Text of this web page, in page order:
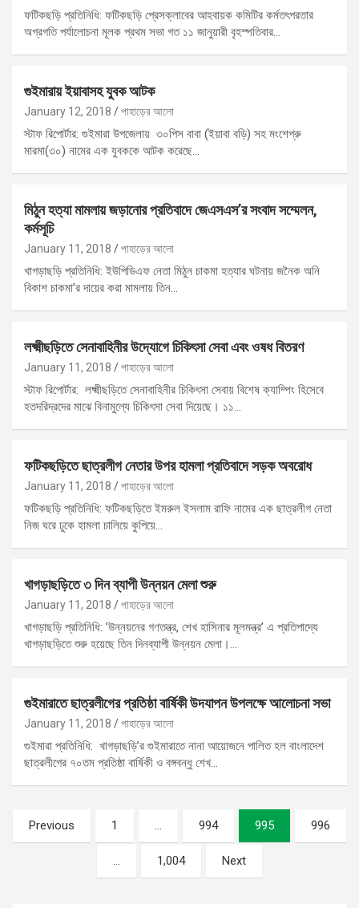
ফটিকছড়ি প্রতিনিধি: ফটিকছড়ি প্রেসক্লাবের আহবায়ক কমিটির কর্মতৎপরতার
অগ্রগতি পর্যালোচনা মূলক প্রথম সভা গত ১১ জানুয়ারী বৃহস্পতিবার…
গুইমারায় ইয়াবাসহ যুবক আটক
January 12, 2018 পাহাড়ের আলো
স্টাফ রিপোর্টার: গুইমারা উপজেলায় ৩০পিস বাবা (ইয়াবা বড়ি) সহ মংশেপ্রু
মারমা(৩০) নামের এক যুবককে আটক করেছে…
মিঠুন হত্যা মামলায় জড়ানোর প্রতিবাদে জেএসএস’র সংবাদ সম্মেলন,
কর্মসূচি
January 11, 2018 পাহাড়ের আলো
খাগড়াছড়ি প্রতিনিধি: ইউপিডিএফ নেতা মিঠুন চাকমা হত্যার ঘটনায় জনৈক অনি
বিকাশ চাকমা’র দায়ের করা মামলায় তিন…
লক্ষ্মীছড়িতে সেনাবাহিনীর উদ্যোগে চিকিৎসা সেবা এবং ওষধ বিতরণ
January 11, 2018 পাহাড়ের আলো
স্টাফ রিপোর্টার: লক্ষ্মীছড়িতে সেনাবাহিনীর চিকিৎসা সেবায় বিশেষ ক্যাম্পিং হিসেবে
হতদরিদ্রদের মাঝে বিনামুল্যে চিকিৎসা সেবা দিয়েছে। ১১…
ফটিকছড়িতে ছাত্রলীগ নেতার উপর হামলা প্রতিবাদে সড়ক অবরোধ
January 11, 2018 পাহাড়ের আলো
ফটিকছড়ি প্রতিনিধি: ফটিকছড়িতে ইমরুল ইসলাম রাফি নামের এক ছাত্রলীগ নেতা
নিজ ঘরে ঢুকে হামলা চালিয়ে কুপিয়ে…
খাগড়াছড়িতে ৩ দিন ব্যাপী উন্নয়ন মেলা শুরু
January 11, 2018 পাহাড়ের আলো
খাগড়াছড়ি প্রতিনিধি: ’উন্নয়নের গণতন্ত্র, শেখ হাসিনার মূলমন্ত্র’ এ প্রতিপাদ্যে
খাগড়াছড়িতে শুরু হয়েছে তিন দিনব্যাপী উন্নয়ন মেলা।…
গুইমারাতে ছাত্রলীগের প্রতিষ্ঠা বার্ষিকী উদযাপন উপলক্ষে আলোচনা সভা
January 11, 2018 পাহাড়ের আলো
গুইমারা প্রতিনিধি: খাগড়াছড়ি’র গুইমারাতে নানা আয়োজনে পালিত হল বাংলাদেশ
ছাত্রলীগের ৭০তম প্রতিষ্ঠা বার্ষিকী ও বঙ্গবন্ধু শেখ…
Posts
pagination
Previous 1 … 994 995 996
… 1,004 Next